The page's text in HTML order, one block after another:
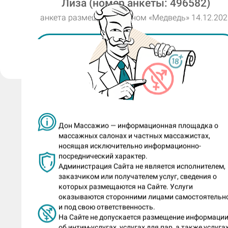
Дон Массажио — информационная площадка о
массажных салонах и частных массажистах,
носящая исключительно информационно-
посреднический характер.
Администрация Сайта не является исполнителем,
заказчиком или получателем услуг, сведения о
которых размещаются на Сайте. Услуги
оказываются сторонними лицами
и под свою ответственность.
На Сайте не допускается размещение информации
Во время сеанса ты любишь
гостем или предпочитаешь тишину?
Зависит от гостя.
Пришел гость на базовую часовую
программу. Посоветуй ему твой
Люблю "веточку сакуры" от гостя.
Нравятся ли тебе необычные просьбы
гостей, нестандартные имитации или
техники
массажа, какие-то ролевые темы,
не противоречат правилам? Или ты
любишь следовать стандартным
Лиза (номер анкеты: 496582)
анкета размещена салоном «Медведь»
Пожаловаться на анкету
Нравится, как Лиза хвастается